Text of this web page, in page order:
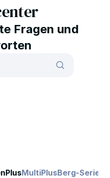
Fragen und
MultiPlusBerg-Serie